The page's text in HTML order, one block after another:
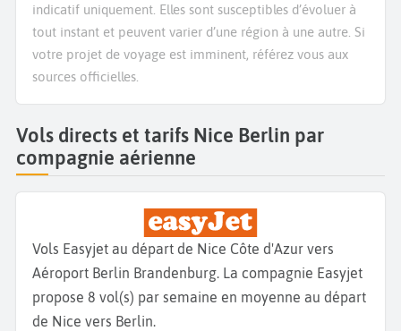
indicatif uniquement. Elles sont susceptibles d’évoluer à
tout instant et peuvent varier d’une région à une autre. Si
votre projet de voyage est imminent, référez vous aux
sources officielles.
Vols directs et tarifs Nice Berlin par
compagnie aérienne
Vols Easyjet au départ de Nice Côte d'Azur vers
Aéroport Berlin Brandenburg. La compagnie Easyjet
propose 8 vol(s) par semaine en moyenne au départ
de Nice vers Berlin.